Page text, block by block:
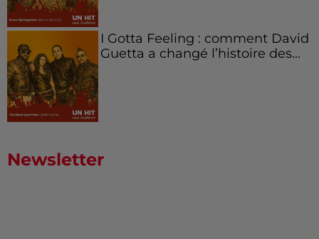
I Gotta Feeling : comment David
Guetta a changé l’histoire des...
Newsletter